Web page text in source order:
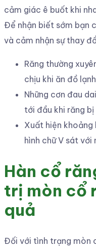
cảm giác ê buốt khi
Để nhận biết sớm bạn
và cảm nhận sự thay
Răng thường
chịu khi ăn đồ
Những cơn đau
tới đầu khi răng
Xuất hiện khoảng
hình chữ V sát với
Hàn cổ
trị mòn cổ
quả
Đối với tình trạng mòn